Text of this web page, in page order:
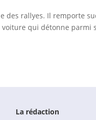
des rallyes. Il remporte
qui détonne parmi
La rédaction